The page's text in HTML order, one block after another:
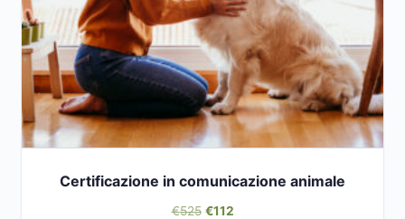
Certificazione in comunicazione animale
€525 Il
€112Il